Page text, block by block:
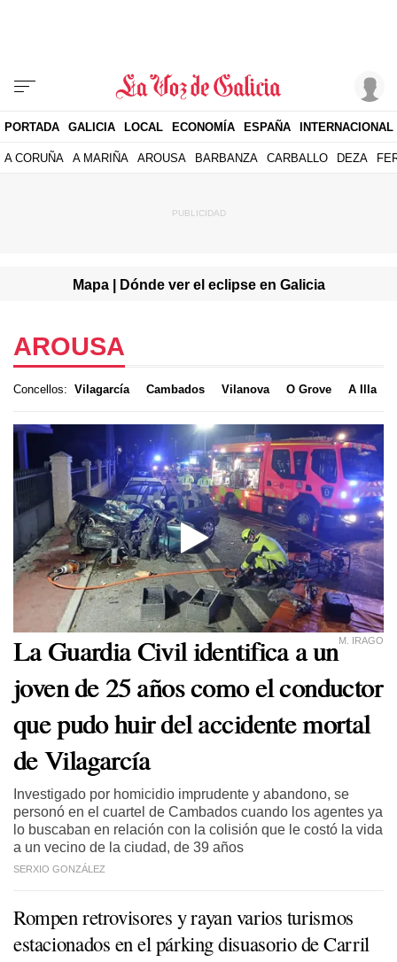
PORTADA GALICIA LOCAL ECONOMÍA ESPAÑA INTERNACIONAL
A CORUÑA A MARIÑA AROUSA BARBANZA CARBALLO DEZA
Mapa | Dónde ver el eclipse en Galicia
AROUSA
Concellos: Vilagarcía Cambados Vilanova O Grove A Illa
M. IRAGO
La Guardia Civil identifica a un
joven de 25 años como el conductor
que pudo huir del accidente mortal
de Vilagarcía
Investigado por homicidio imprudente y abandono, se
personó en el cuartel de Cambados cuando los agentes ya
lo buscaban en relación con la colisión que le costó la vida
a un vecino de la ciudad, de 39 años
SERXIO GONZÁLEZ
Rompen retrovisores y rayan varios turismos
estacionados en el párking disuasorio de Carril